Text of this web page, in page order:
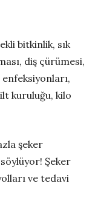
bitkinlik, sık
diş çürümesi,
kuruluğu, kilo
şeker
Şeker
ve tedavi